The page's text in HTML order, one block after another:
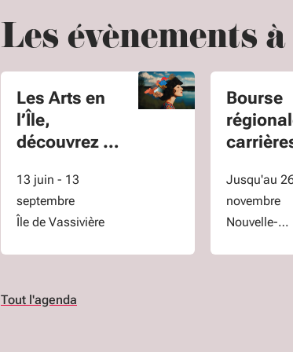
Les évènements
Les Arts en
l’Île,
découvrez le
Vassivière et
son île
13 juin - 13
septembre
Île de Vassivière
Bourse
sociales
Jusqu'au
novembre
Nouvelle-
Tout l'agenda